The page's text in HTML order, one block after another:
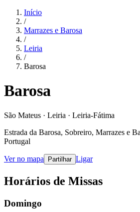
Início
/
Marrazes e Barosa
/
Leiria
/
Barosa
Barosa
São Mateus · Leiria · Leiria-Fátima
Estrada da Barosa, Sobreiro, Marrazes e
Portugal
Ver no mapa Partilhar Ligar
Horários de Missas
Domingo